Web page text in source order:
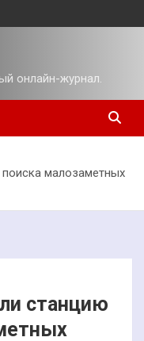
онлайн-журнал.
малозаметных
станцию